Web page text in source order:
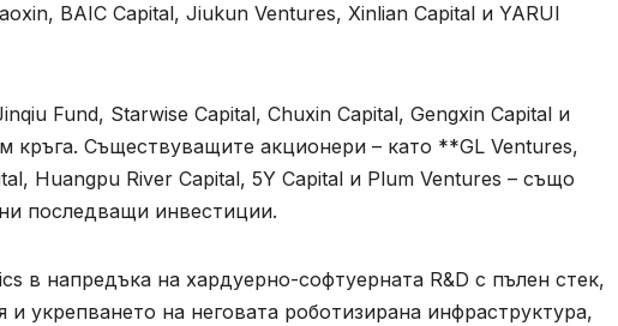
BAIC Capital, Jiukun Ventures, Xinlian Capital и YARUI
Fund, Starwise Capital, Chuxin Capital, Gengxin Capital и
кръга. Съществуващите акционери – като **GL Ventures,
Huangpu River Capital, 5Y Capital и Plum Ventures – също
последващи инвестиции.
в напредъка на хардуерно-софтуерната R&D с пълен стек,
укрепването на неговата роботизирана инфраструктура,